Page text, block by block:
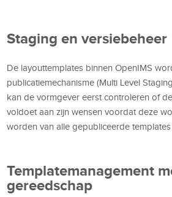
Staging en versiebeheer
De layouttemplates binnen OpenIMS
publicatiemechanisme (Multi Level
kan de vormgever eerst controleren of
voldoet aan zijn wensen voordat deze
worden van alle gepubliceerde templates
Templatemanagement
gereedschap